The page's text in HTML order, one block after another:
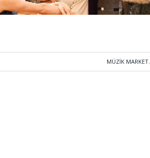
MÜZIK MARKET,